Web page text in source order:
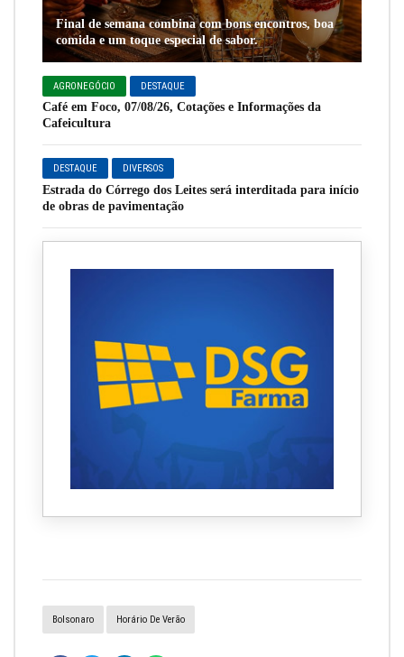
Final de semana combina com bons encontros, boa
comida e um toque especial de sabor.
AGRONEGÓCIO DESTAQUE
Café em Foco, 07/08/26, Cotações e Informações da
Cafeicultura
DESTAQUE DIVERSOS
Estrada do Córrego dos Leites será interditada para início
de obras de pavimentação
Bolsonaro Horário De Verão